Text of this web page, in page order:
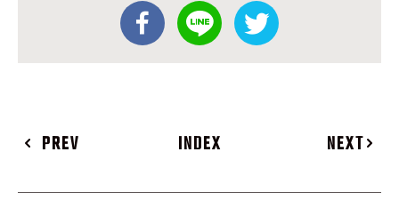
PREV INDEX NEXT